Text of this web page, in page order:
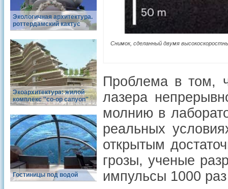
Экологичная архитектура.
роттердамский кактус
Экоархитектура: жилой
комплекс ''co-op canyon''
Гостиницы под водой
Снимок, сделанный двумя
Проблема в том,
лазера
молнию в
реальных
открытым
грозы, ученые
импульсы 1000